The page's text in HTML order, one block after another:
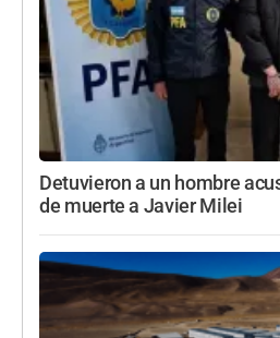
Detuvieron a un hombre
de muerte a Javier Milei